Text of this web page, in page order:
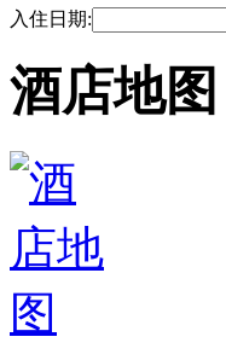
入住日期:
酒店地图